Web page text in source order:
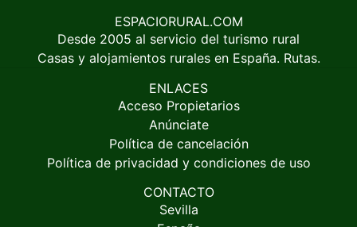
ESPACIORURAL.COM
Desde 2005 al servicio del turismo rural
Casas y alojamientos rurales en España. Rutas.
ENLACES
Acceso Propietarios
Anúnciate
Política de cancelación
Política de privacidad y condiciones de uso
CONTACTO
Sevilla